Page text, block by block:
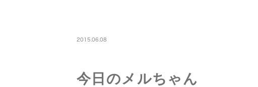
2015.06.08
今日のメルちゃん